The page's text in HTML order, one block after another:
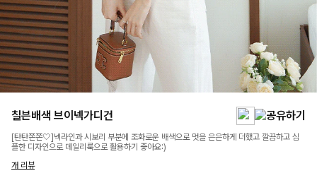
칠븐배색 브이넥가디건
[탄탄쫀쫀🤍]넥라인과 시보리 부분에 조화로운 배색으로 멋을 은은하게 더했고 깔끔하고 심
플한 디자인으로 데일리룩으로 활용하기 좋아요:)
개 리뷰